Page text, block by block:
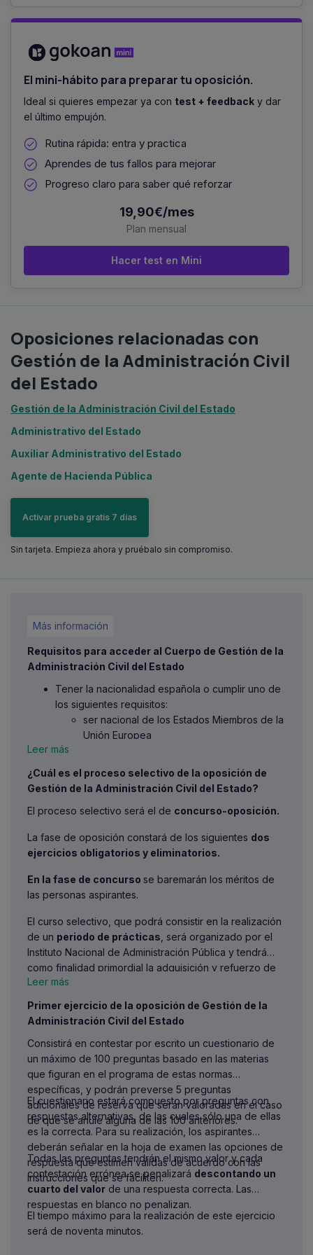
El mini-hábito para preparar tu oposición.
Ideal si quieres empezar ya con test + feedback y dar
el último empujón.
Rutina rápida: entra y practica
Aprendes de tus fallos para mejorar
Progreso claro para saber qué reforzar
19,90€/mes
Plan mensual
Hacer test en Mini
Oposiciones relacionadas con
Gestión de la Administración Civil
del Estado
Gestión de la Administración Civil del Estado
Administrativo del Estado
Auxiliar Administrativo del Estado
Agente de Hacienda Pública
Activar prueba gratis 7 días
Sin tarjeta. Empieza ahora y pruébalo sin compromiso.
Más información
Requisitos para acceder al Cuerpo de Gestión de la
Administración Civil del Estado
Tener la nacionalidad española o cumplir uno de
los siguientes requisitos:
ser nacional de los Estados Miembros de la
Unión Europea
nacionales de otros Estados miembros de
la Unión Europea, cualquiera que sea su
separados de derecho. Asimismo, con las
descendientes menores de veintiún años o
mayores de dicha edad que sean
dependientes.
Las personas incluidas en el ámbito de
aplicación de los Tratados Internacionales
celebrados por la Unión Europea y
ratificados por España en los que sea de
aplicación la libre circulación de
trabajadores
Poseer la capacidad funcional para el
Tener cumplidos 16 añosy no exceder, en su
caso, de la edad máxima de jubilación forzosa
No haber sido separado mediante expediente
disciplinario del servicio de cualquiera de las
Administraciones Públicas o de los Organismos
Constitucionales o Estatutarios de las
Comunidades Autónomas, ni hallarse en
inhabilitación absoluta o especial para empleos o
cargos públicos por resolución judicial, para el
acceso a Cuerpos o Escalas de funcionarios
No pertenecer al Cuerpo de Gestión de la
Administración Civil del Estado
Estar en posesión o en condiciones de obtener
en la fecha de finalización del plazo de
presentación de solicitudes el
Leer más
¿Cuál es el proceso selectivo de la oposición de
Gestión de la Administración Civil del Estado?
El proceso selectivo será el de concurso-oposición.
La fase de oposición constará de los siguientes dos
ejercicios obligatorios y eliminatorios.
En la fase de concurso se baremarán los méritos de
las personas aspirantes.
El curso selectivo, que podrá consistir en la realización
de un periodo de prácticas , será organizado por el
Instituto Nacional de Administración Pública y tendrá
como finalidad primordial la adquisición y refuerzo de
competencias de carácter general para el ejercicio de
sus funciones en la Administración.
Leer más
Primer ejercicio de la oposición de Gestión de la
Administración Civil del Estado
Consistirá en contestar por escrito un cuestionario de
un máximo de 100 preguntas basado en las materias
que figuran en el programa de estas normas
específicas, y podrán preverse 5 preguntas
adicionales de reserva que serán valoradas en el caso
de que se anule alguna de las 100 anteriores.
El cuestionario estará compuesto por preguntas con
respuestas alternativas, de las cuales sólo una de ellas
es la correcta. Para su realización, los aspirantes
deberán señalar en la hoja de examen las opciones de
respuesta que estimen válidas de acuerdo con las
instrucciones que se faciliten.
Todas las preguntas tendrán el mismo valor y cada
contestación errónea se penalizará descontando un
cuarto del valor de una respuesta correcta. Las
respuestas en blanco no penalizan.
El tiempo máximo para la realización de este ejercicio
será de noventa minutos.